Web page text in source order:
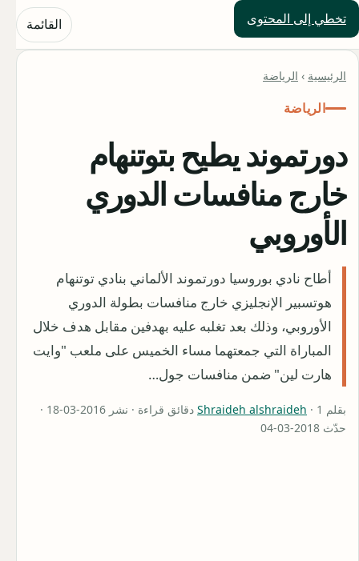
تخطي إلى المحتوى
حلول العالم القائمة
الرئيسية › الرياضة
الرياضة
دورتموند يطيح بتوتنهام
خارج منافسات الدوري
الأوروبي
أطاح نادي بوروسيا دورتموند الألماني بنادي توتنهام
هوتسبير الإنجليزي خارج منافسات بطولة الدوري
الأوروبي، وذلك بعد تغلبه عليه بهدفين مقابل هدف خلال
المباراة التي جمعتهما مساء الخميس على ملعب "وايت
هارت لين" ضمن منافسات جول…
بقلم Shraideh alshraideh
· 1 دقائق قراءة · نشر 2016-03-18 ·
حدّث 2018-03-04